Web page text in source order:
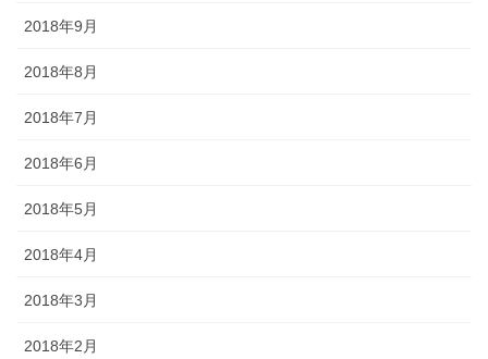
2018年9月
2018年8月
2018年7月
2018年6月
2018年5月
2018年4月
2018年3月
2018年2月